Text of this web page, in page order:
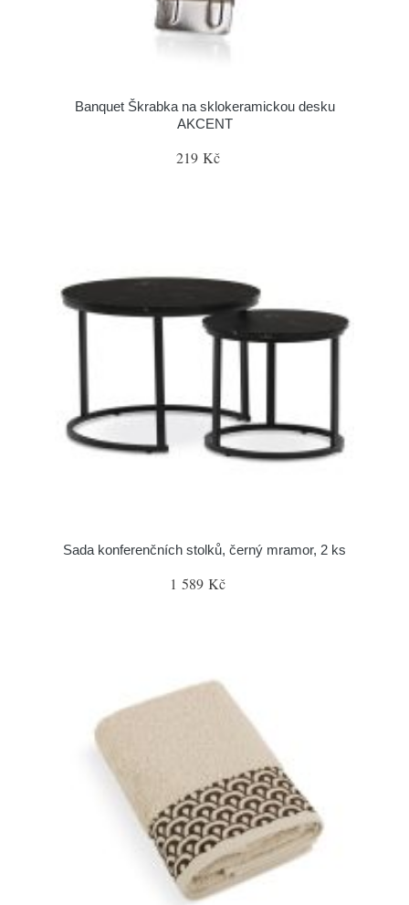
Banquet Škrabka na sklokeramickou desku
AKCENT
219 Kč
Sada konferenčních stolků, černý mramor, 2 ks
1 589 Kč